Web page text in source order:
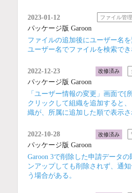
2023-01-12 ファイル管理
パッケージ版 Garoon
ファイルの追加後にユーザー名
ユーザー名でファイルを検索でき
2022-12-23 改修済み
パッケージ版 Garoon
「ユーザー情報の変更」画面で[
クリックして組織を追加すると
織が、所属に追加した順で表示さ
2022-10-28 改修済み
パッケージ版 Garoon
Garoon 3で削除した申請データ
ンアップしても削除されず、通
う場合がある。